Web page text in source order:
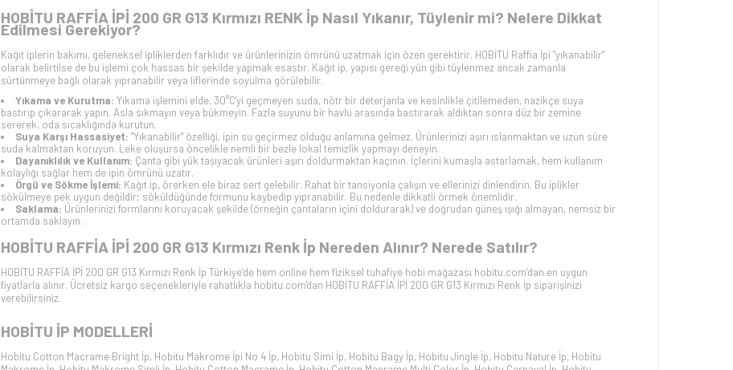
HOBİTU RAFFİA İPİ 200 GR G13 Kırmızı RENK İp Nasıl Yıkanır, Tüylenir mi? Nelere Dikkat
Edilmesi Gerekiyor?
Kağıt iplerin bakımı, geleneksel ipliklerden farklıdır ve ürünlerinizin ömrünü uzatmak için özen gerektirir. HOBİTU Raffia İpi "yıkanabilir"
olarak belirtilse de bu işlemi çok hassas bir şekilde yapmak esastır. Kağıt ip, yapısı gereği yün gibi tüylenmez ancak zamanla
sürtünmeye bağlı olarak yıpranabilir veya liflerinde soyulma görülebilir.
Yıkama ve Kurutma: Yıkama işlemini elde, 30°C'yi geçmeyen suda, nötr bir deterjanla ve kesinlikle çitilemeden, nazikçe suya
bastırıp çıkararak yapın. Asla sıkmayın veya bükmeyin. Fazla suyunu bir havlu arasında bastırarak aldıktan sonra düz bir zemine
sererek, oda sıcaklığında kurutun.
Suya Karşı Hassasiyet: "Yıkanabilir" özelliği, ipin su geçirmez olduğu anlamına gelmez. Ürünlerinizi aşırı ıslanmaktan ve uzun süre
suda kalmaktan koruyun. Leke oluşursa öncelikle nemli bir bezle lokal temizlik yapmayı deneyin.
Dayanıklılık ve Kullanım: Çanta gibi yük taşıyacak ürünleri aşırı doldurmaktan kaçının. İçlerini kumaşla astarlamak, hem kullanım
kolaylığı sağlar hem de ipin ömrünü uzatır.
Örgü ve Sökme İşlemi: Kağıt ip, örerken ele biraz sert gelebilir. Rahat bir tansiyonla çalışın ve ellerinizi dinlendirin. Bu iplikler
sökülmeye pek uygun değildir; söküldüğünde formunu kaybedip yıpranabilir. Bu nedenle dikkatli örmek önemlidir.
Saklama: Ürünlerinizi formlarını koruyacak şekilde (örneğin çantaların içini doldurarak) ve doğrudan güneş ışığı almayan, nemsiz bir
ortamda saklayın.
HOBİTU RAFFİA İPİ 200 GR G13 Kırmızı Renk İp Nereden Alınır? Nerede Satılır?
HOBİTU RAFFİA İPİ 200 GR G13 Kırmızı Renk İp Türkiye’de hem online hem fiziksel tuhafiye hobi mağazası hobitu.com’dan en uygun
fiyatlarla alınır. Ücretsiz kargo seçenekleriyle rahatlıkla hobitu.com'dan HOBİTU RAFFİA İPİ 200 GR G13 Kırmızı Renk İp siparişinizi
verebilirsiniz.
HOBİTU İP MODELLERİ
Hobitu Cotton Macrame Bright İp, Hobitu Makrome İpi No 4 İp, Hobitu Simi İp, Hobitu Bagy İp, Hobitu Jingle İp, Hobitu Nature İp, Hobitu